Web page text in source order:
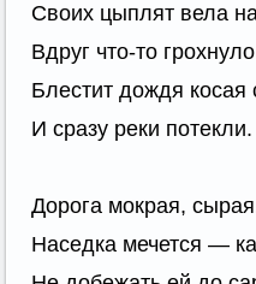
Своих цыплят вела
Вдруг что-то
Блестит дождя косая
И сразу реки потекли.
Дорога мокрая,
Наседка мечется —